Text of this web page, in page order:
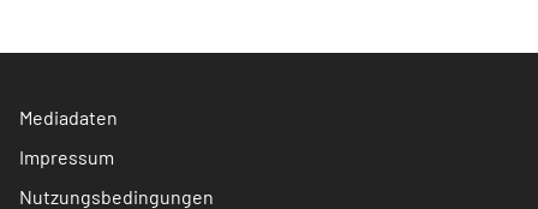
Mediadaten
Impressum
Nutzungsbedingungen